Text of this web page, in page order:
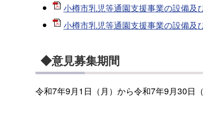
小樽市乳児等通園支援事業の設備
小樽市乳児等通園支援事業の設備
◆意見募集期間
令和7年9月1日（月）から令和7年9月30日